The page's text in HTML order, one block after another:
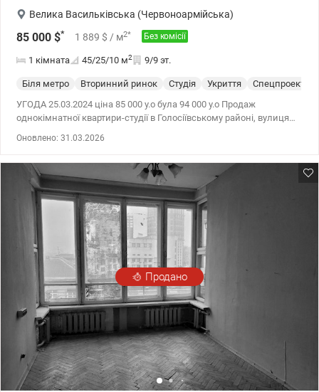
Велика Васильківська (Червоноармійська)
85 000 $* 1 889 $ / м2* Без комісії
1 кімната 45/25/10 м2 9/9 эт.
Біля метро Вторинний ринок Студія Укриття Спецпроект
УГОДА 25.03.2024 ціна 85 000 у.о була 94 000 у.о Продаж
однокімнатної квартири-студії в Голосіївському районі, вулиця
Висота стелі: 2,8 м2. При заїзді у двір встановлений шлагбаум.
Чистий підʼїзд та сучасний ліфт. Вікна у двір ( в бік вулиці
Антоновича). Район має розвинену інфраструктуру з
ресторанами, магазинами, супермаркетами, торговими
центрами та фітнес-клубами. Метро Олімпійська знаходиться в
двох хвилинах. 94000 $, без комісії. Моб. (096) 59-43-044 Вита,
цена 94000 у.е., без комісії. valion.ua/1102344
Оновлено: 31.03.2026
Продано